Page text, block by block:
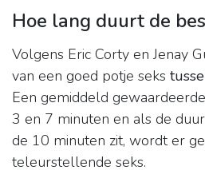
Hoe lang duurt de
Volgens Eric Corty en Jenay
van een goed potje seks
Een gemiddeld
3 en 7 minuten en als de
de 10 minuten zit, wordt er
teleurstellende seks.